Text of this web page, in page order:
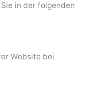
in der folgenden
Website bei